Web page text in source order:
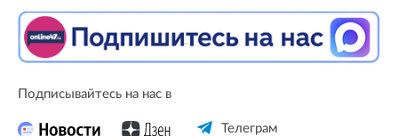
Подписывайтесь на нас в
Телеграм